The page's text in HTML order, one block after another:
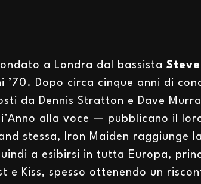
a Londra dal bassista
’70. Dopo circa cinque anni di
da Dennis Stratton e Dave
alla voce — pubblicano il
stessa, Iron Maiden raggiunge
a esibirsi in tutta Europa,
e Kiss, spesso ottenendo un